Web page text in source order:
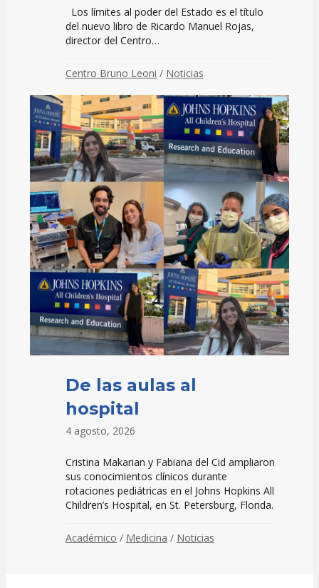
Los límites al poder del Estado es el título
del nuevo libro de Ricardo Manuel Rojas,
director del Centro…
Centro Bruno Leoni / Noticias
De las aulas al
hospital
4 agosto, 2026
Cristina Makarian y Fabiana del Cid ampliaron
sus conocimientos clínicos durante
rotaciones pediátricas en el Johns Hopkins All
Children’s Hospital, en St. Petersburg, Florida.
Académico / Medicina / Noticias